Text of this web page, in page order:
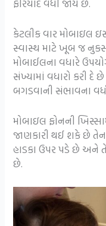
ફરિયાદ વધી જાય છે.
કેટલીક વાર મોબાઇલ
સ્વાસ્થ માટે ખૂબ જ
મોબાઈલના વધારે
સંખ્યામાં વધારો કરી
બગડવાની સંભાવના
મોબાઇલ ફોનની
જાણકારી થઈ શકે છે
હાડકા ઉપર પડે છે અને
છે.